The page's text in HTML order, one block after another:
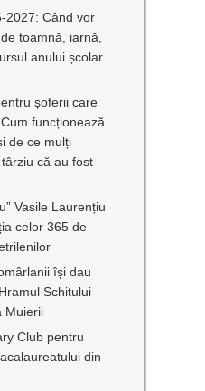
2027: Când vor
toamnă, iarnă,
anului școlar
șoferii care
funcționează
de ce mulți
că au fost
Vasile Laurențiu
celor 365 de
își dau
Schitului
Muierii
Club pentru
din